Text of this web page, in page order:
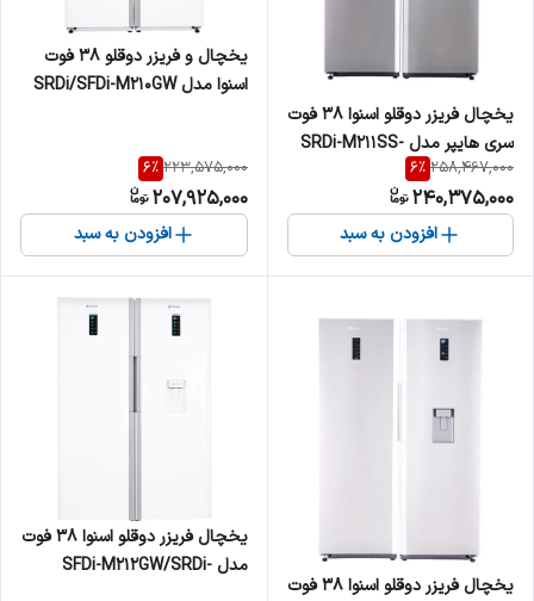
یخچال فریزر دوقلو اسنوا 38 فوت
سری هایپر مدل SRDi-M211SS-
SFDi-M211SS
258,467,000
6%
240,375,000
افزودن به سبد
یخچال و فریزر دوقلو 38 فوت
اسنوا مدل SRDi/SFDi-M210GW
223,575,000
6%
207,925,000
افزودن به سبد
یخچال فریزر دوقلو اسنوا 38 فوت
یخچال فریزر دوقلو اسنوا 38 فوت
مدل SFDi-M212GW/SRDi-